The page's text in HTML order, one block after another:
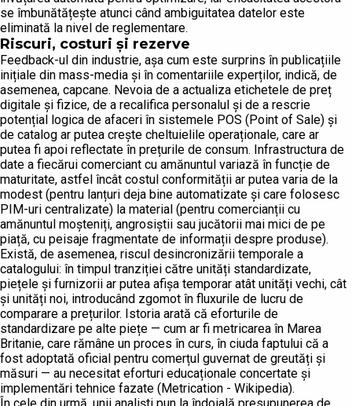
se îmbunătățește atunci când ambiguitatea datelor este
eliminată la nivel de reglementare.
Riscuri, costuri și rezerve
Feedback-ul din industrie, așa cum este surprins în publicațiile
inițiale din mass-media și în comentariile experților, indică, de
asemenea, capcane. Nevoia de a actualiza etichetele de preț
digitale și fizice, de a recalifica personalul și de a rescrie
potențial logica de afaceri în sistemele POS (Point of Sale) și
de catalog ar putea crește cheltuielile operaționale, care ar
putea fi apoi reflectate în prețurile de consum. Infrastructura de
date a fiecărui comerciant cu amănuntul variază în funcție de
maturitate, astfel încât costul conformității ar putea varia de la
modest (pentru lanțuri deja bine automatizate și care folosesc
PIM-uri centralizate) la material (pentru comercianții cu
amănuntul moșteniți, angrosiștii sau jucătorii mai mici de pe
piață, cu peisaje fragmentate de informații despre produse).
Există, de asemenea, riscul desincronizării temporale a
catalogului: în timpul tranziției către unități standardizate,
piețele și furnizorii ar putea afișa temporar atât unități vechi, cât
și unități noi, introducând zgomot în fluxurile de lucru de
comparare a prețurilor. Istoria arată că eforturile de
standardizare pe alte piețe — cum ar fi metricarea în Marea
Britanie, care rămâne un proces în curs, în ciuda faptului că a
fost adoptată oficial pentru comerțul guvernat de greutăți și
măsuri — au necesitat eforturi educaționale concertate și
implementări tehnice fazate (Metrication - Wikipedia).